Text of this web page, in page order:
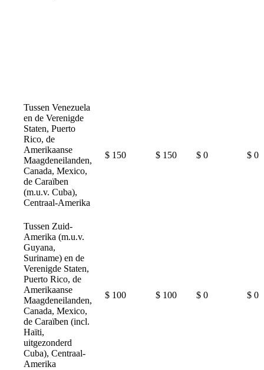
Tussen Venezuela
en de Verenigde
Staten, Puerto
Rico, de
Amerikaanse
Maagdeneilanden,
Canada, Mexico,
de Caraïben
(m.u.v. Cuba),
Centraal-Amerika
$ 150 $ 150 $ 0 $ 0
Tussen Zuid-
Amerika (m.u.v.
Guyana,
Suriname) en de
Verenigde Staten,
Puerto Rico, de
Amerikaanse
Maagdeneilanden,
Canada, Mexico,
de Caraïben (incl.
Haïti,
uitgezonderd
Cuba), Centraal-
Amerika
$ 100 $ 100 $ 0 $ 0